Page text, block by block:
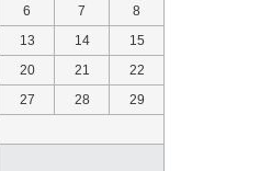
6 7
8
13 14
15
20 21
22
27 28
29